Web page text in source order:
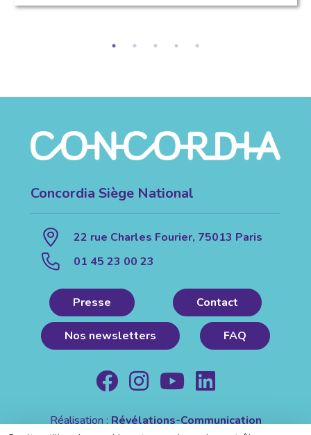
Concordia Siège National
22 rue Charles Fourier, 75013 Paris
01 45 23 00 23
Presse Contact
Nos newsletters FAQ
Réalisation :Révélations-Communication